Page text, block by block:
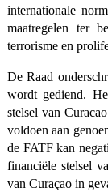
internationale
maatregelen ter
terrorisme en
De Raad
wordt gediend.
stelsel van
voldoen aan
de FATF kan
financiële stelsel
van Curaçao in